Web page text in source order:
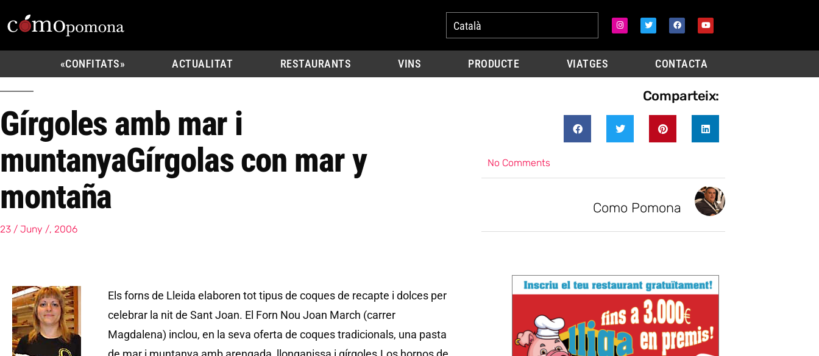
Català
«CONFITATS» ACTUALITAT RESTAURANTS VINS PRODUCTE VIATGES CONTACTA
Gírgoles amb mar i
muntanyaGírgolas con mar y
montaña
23 / Juny /, 2006
Comparteix:
No Comments
Como Pomona
Els forns de Lleida elaboren tot tipus de coques de recapte i dolces per
celebrar la nit de Sant Joan. El Forn Nou Joan March (carrer
Magdalena) inclou, en la seva oferta de coques tradicionals, una pasta